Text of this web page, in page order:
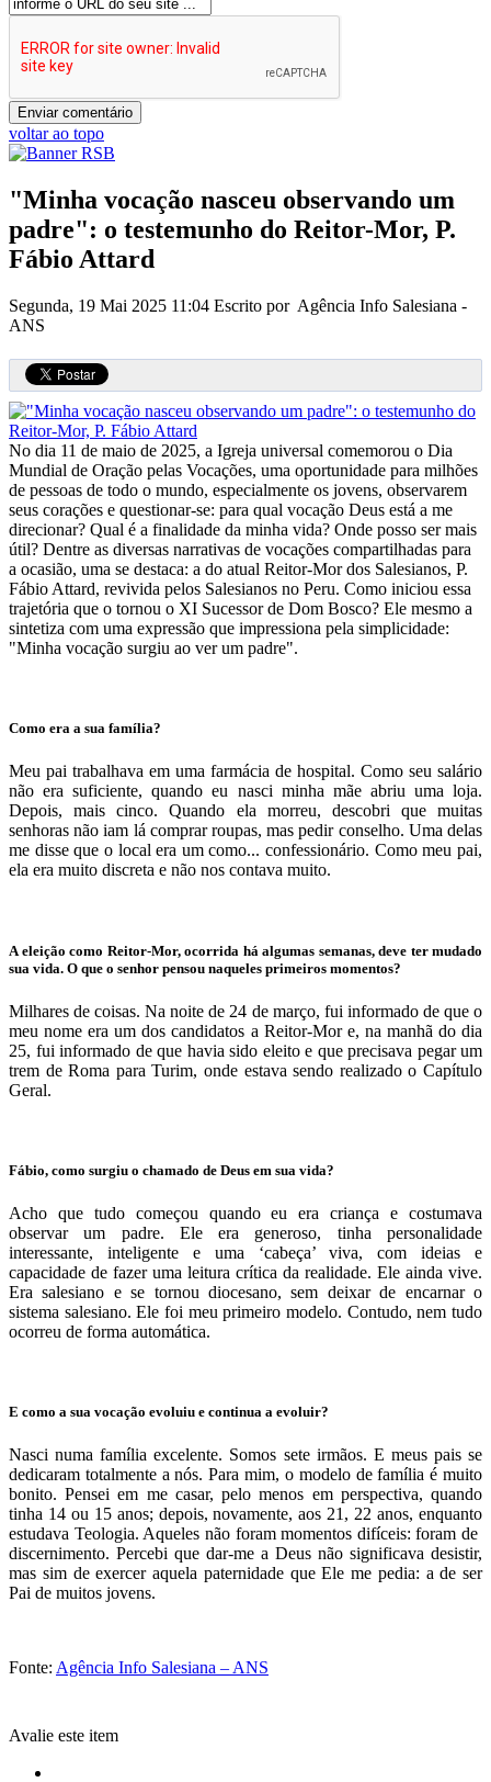
voltar ao topo
"Minha vocação nasceu observando um
padre": o testemunho do Reitor-Mor, P.
Fábio Attard
Segunda, 19 Mai 2025 11:04 Escrito por Agência Info Salesiana -
ANS
No dia 11 de maio de 2025, a Igreja universal comemorou o Dia
Mundial de Oração pelas Vocações, uma oportunidade para milhões
de pessoas de todo o mundo, especialmente os jovens, observarem
seus corações e questionar-se: para qual vocação Deus está a me
direcionar? Qual é a finalidade da minha vida? Onde posso ser mais
útil? Dentre as diversas narrativas de vocações compartilhadas para
a ocasião, uma se destaca: a do atual Reitor-Mor dos Salesianos, P.
Fábio Attard, revivida pelos Salesianos no Peru. Como iniciou essa
trajetória que o tornou o XI Sucessor de Dom Bosco? Ele mesmo a
sintetiza com uma expressão que impressiona pela simplicidade:
"Minha vocação surgiu ao ver um padre".
Como era a sua família?
Meu pai trabalhava em uma farmácia de hospital. Como seu salário
não era suficiente, quando eu nasci minha mãe abriu uma loja.
Depois, mais cinco. Quando ela morreu, descobri que muitas
senhoras não iam lá comprar roupas, mas pedir conselho. Uma delas
me disse que o local era um como... confessionário. Como meu pai,
ela era muito discreta e não nos contava muito.
A eleição como Reitor-Mor, ocorrida há algumas semanas, deve ter mudado
sua vida. O que o senhor pensou naqueles primeiros momentos?
Milhares de coisas. Na noite de 24 de março, fui informado de que o
meu nome era um dos candidatos a Reitor-Mor e, na manhã do dia
25, fui informado de que havia sido eleito e que precisava pegar um
trem de Roma para Turim, onde estava sendo realizado o Capítulo
Geral.
Fábio, como surgiu o chamado de Deus em sua vida?
Acho que tudo começou quando eu era criança e costumava
observar um padre. Ele era generoso, tinha personalidade
interessante, inteligente e uma ‘cabeça’ viva, com ideias e
capacidade de fazer uma leitura crítica da realidade. Ele ainda vive.
Era salesiano e se tornou diocesano, sem deixar de encarnar o
sistema salesiano. Ele foi meu primeiro modelo. Contudo, nem tudo
ocorreu de forma automática.
E como a sua vocação evoluiu e continua a evoluir?
Nasci numa família excelente. Somos sete irmãos. E meus pais se
dedicaram totalmente a nós. Para mim, o modelo de família é muito
bonito. Pensei em me casar, pelo menos em perspectiva, quando
tinha 14 ou 15 anos; depois, novamente, aos 21, 22 anos, enquanto
estudava Teologia. Aqueles não foram momentos difíceis: foram de
discernimento. Percebi que dar-me a Deus não significava desistir,
mas sim de exercer aquela paternidade que Ele me pedia: a de ser
Pai de muitos jovens.
Fonte: Agência Info Salesiana – ANS
Avalie este item